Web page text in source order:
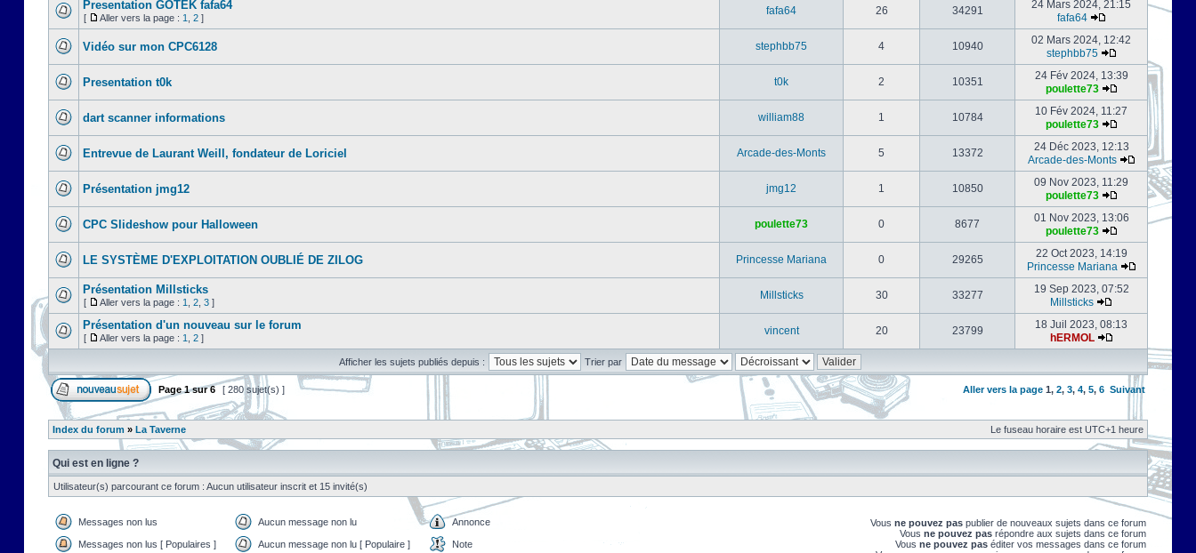
Presentation GOTEK fafa64
[ Aller vers la page : 1 2 ]
fafa64 26 34291
24 Mars 2024, 21:15
fafa64
Vidéo sur mon CPC6128 stephbb75 4 10940
02 Mars 2024, 12:42
stephbb75
Presentation t0k t0k 2 10351
24 Fév 2024, 13:39
poulette73
dart scanner informations william88 1 10784
10 Fév 2024, 11:27
poulette73
Entrevue de Laurant Weill, fondateur de Loriciel Arcade-des-Monts 5 13372
24 Déc 2023, 12:13
Arcade-des-Monts
Présentation jmg12 jmg12 1 10850
09 Nov 2023, 11:29
poulette73
CPC Slideshow pour Halloween poulette73 0 8677
01 Nov 2023, 13:06
poulette73
LE SYSTÈME D'EXPLOITATION OUBLIÉ DE ZILOG Princesse Mariana 0 29265
22 Oct 2023, 14:19
Princesse Mariana
Présentation Millsticks
[ Aller vers la page : 1 2 3 ]
Millsticks 30 33277
19 Sep 2023, 07:52
Millsticks
Présentation d'un nouveau sur le forum
[ Aller vers la page : 1 2 ]
vincent 20 23799
18 Juil 2023, 08:13
hERMOL
Afficher les sujets publiés depuis : Trier par
Page1sur6 [ 280 sujet(s) ] Aller vers la page 1, 2, 3, 4, 5, 6 Suivant
Index du forum » La Taverne Le fuseau horaire est UTC+1 heure
Qui est en ligne ?
Utilisateur(s) parcourant ce forum : Aucun utilisateur inscrit et 15 invité(s)
Messages non lus Aucun message non lu Annonce
Messages non lus [ Populaires ] Aucun message non lu [ Populaire ] Note
Vous ne pouvez pas publier de nouveaux sujets dans ce forum
Vous ne pouvez pas répondre aux sujets dans ce forum
Vous ne pouvez pas éditer vos messages dans ce forum